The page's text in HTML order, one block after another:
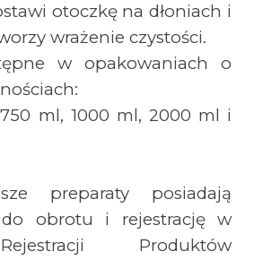
otoczkę na dłoniach i
wrażenie czystości.
w opakowaniach o
ml, 1000 ml, 2000 ml i
preparaty posiadają
do obrotu i rejestrację w
Produktów